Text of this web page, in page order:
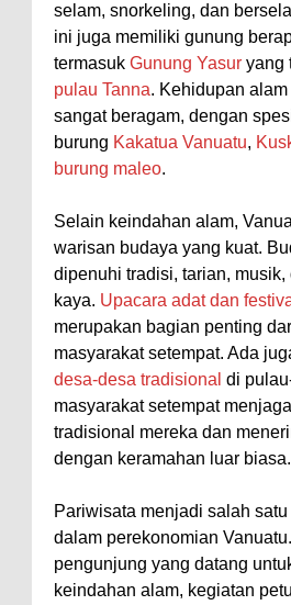
selam, snorkeling, dan
ini juga memiliki gunung
termasuk Gunung Yasur yang
pulau Tanna. Kehidupan
sangat beragam, dengan
burung Kakatua Vanuatu,
burung maleo.
Selain keindahan alam,
warisan budaya yang kuat.
dipenuhi tradisi, tarian, musik,
kaya. Upacara adat dan
merupakan bagian penting
masyarakat setempat. Ada
desa-desa tradisional di
masyarakat setempat
tradisional mereka dan
dengan keramahan luar biasa.
Pariwisata menjadi salah
dalam perekonomian
pengunjung yang datang
keindahan alam, kegiatan